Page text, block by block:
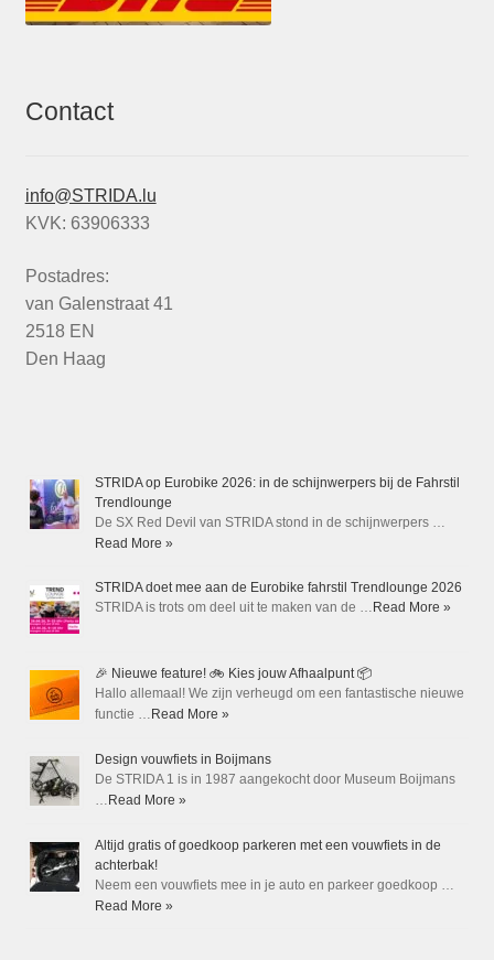
Contact
info@STRIDA.lu
KVK: 63906333
Postadres:
van Galenstraat 41
2518 EN
Den Haag
STRIDA op Eurobike 2026: in de schijnwerpers bij de Fahrstil
Trendlounge
De SX Red Devil van STRIDA stond in de schijnwerpers …
Read More »
STRIDA doet mee aan de Eurobike fahrstil Trendlounge 2026
STRIDA is trots om deel uit te maken van de …Read More »
🎉 Nieuwe feature! 🚲 Kies jouw Afhaalpunt 📦
Hallo allemaal! We zijn verheugd om een fantastische nieuwe
functie …Read More »
Design vouwfiets in Boijmans
De STRIDA 1 is in 1987 aangekocht door Museum Boijmans
…Read More »
Altijd gratis of goedkoop parkeren met een vouwfiets in de
achterbak!
Neem een vouwfiets mee in je auto en parkeer goedkoop …
Read More »